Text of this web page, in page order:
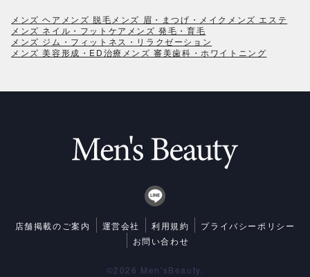
メンズ ヘア メンズ 脱毛 メンズ 眉・まつげ・メイク メンズ エステ
メンズ ネイル・フットケア メンズ 発毛・育毛
メンズ ジム・フィットネス・リラクゼーション
メンズ 美容形成・ED治療 メンズ 審美歯科・ホワイトニング
店舗掲載のご案内 運営会社 利用規約
プライバシーポリシー
お問い合わせ
©2026 Men'sBeauty.